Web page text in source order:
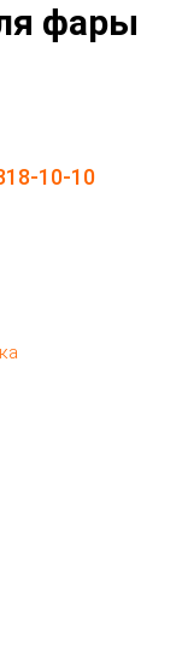
фары
10-10